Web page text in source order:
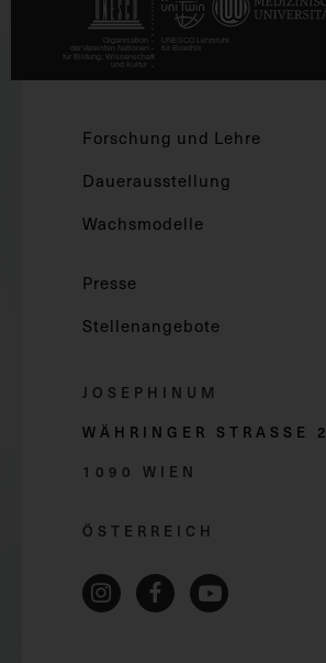
Forschung und Lehre
Dauerausstellung
Wachsmodelle
Presse
Stellenangebote
JOSEPHINUM
WÄHRINGER STRASSE 2
1090 WIEN
ÖSTERREICH